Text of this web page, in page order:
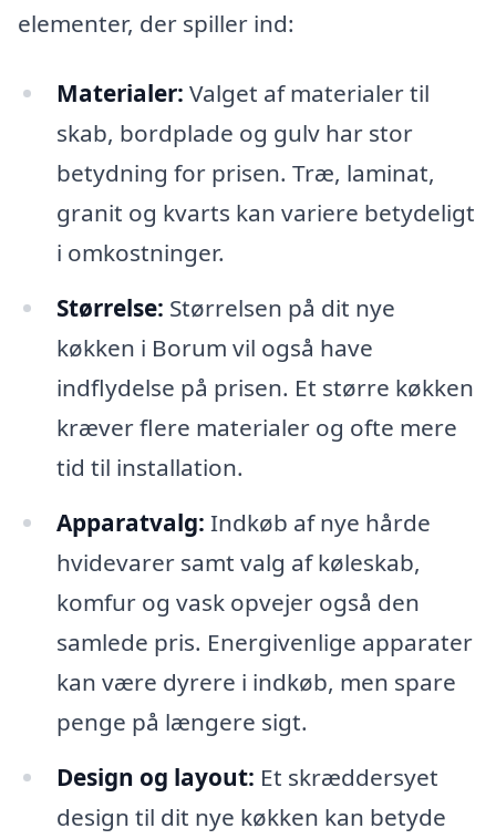
elementer, der spiller ind:
Materialer: Valget af materialer til
skab, bordplade og gulv har stor
betydning for prisen. Træ, laminat,
granit og kvarts kan variere betydeligt
i omkostninger.
Størrelse: Størrelsen på dit nye
køkken i Borum vil også have
indflydelse på prisen. Et større køkken
kræver flere materialer og ofte mere
tid til installation.
Apparatvalg: Indkøb af nye hårde
hvidevarer samt valg af køleskab,
komfur og vask opvejer også den
samlede pris. Energivenlige apparater
kan være dyrere i indkøb, men spare
penge på længere sigt.
Design og layout: Et skræddersyet
design til dit nye køkken kan betyde